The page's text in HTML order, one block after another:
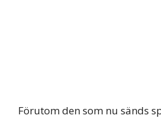
Förutom den som nu sänds